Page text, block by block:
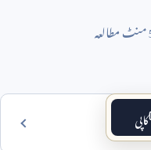
کاپی